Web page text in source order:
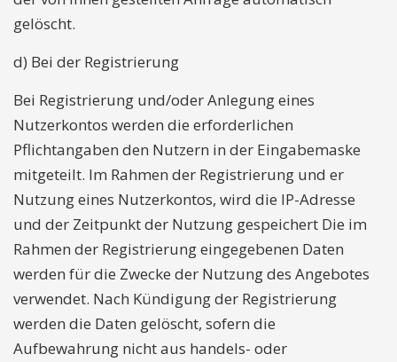
gelöscht.
d) Bei der Registrierung
Bei Registrierung und/oder Anlegung eines
Nutzerkontos werden die erforderlichen
Pflichtangaben den Nutzern in der Eingabemaske
mitgeteilt. Im Rahmen der Registrierung und er
Nutzung eines Nutzerkontos, wird die IP-Adresse
und der Zeitpunkt der Nutzung gespeichert Die im
Rahmen der Registrierung eingegebenen Daten
werden für die Zwecke der Nutzung des Angebotes
verwendet. Nach Kündigung der Registrierung
werden die Daten gelöscht, sofern die
Aufbewahrung nicht aus handels- oder